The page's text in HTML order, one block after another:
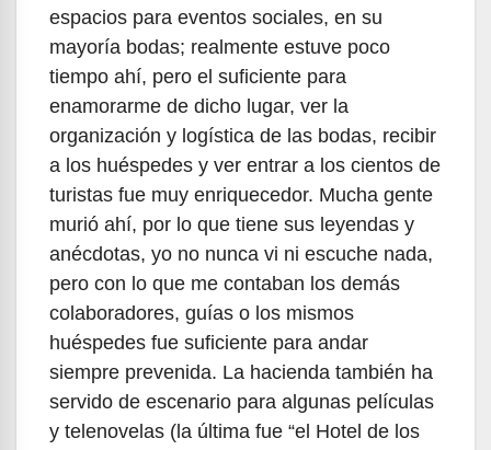
espacios para eventos sociales, en su
mayoría bodas; realmente estuve poco
tiempo ahí, pero el suficiente para
enamorarme de dicho lugar, ver la
organización y logística de las bodas, recibir
a los huéspedes y ver entrar a los cientos de
turistas fue muy enriquecedor. Mucha gente
murió ahí, por lo que tiene sus leyendas y
anécdotas, yo no nunca vi ni escuche nada,
pero con lo que me contaban los demás
colaboradores, guías o los mismos
huéspedes fue suficiente para andar
siempre prevenida. La hacienda también ha
servido de escenario para algunas películas
y telenovelas (la última fue “el Hotel de los